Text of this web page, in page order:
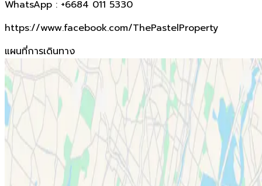
WhatsApp : +6684 011 5330
https://www.facebook.com/ThePastelProperty
แผนที่การเดินทาง